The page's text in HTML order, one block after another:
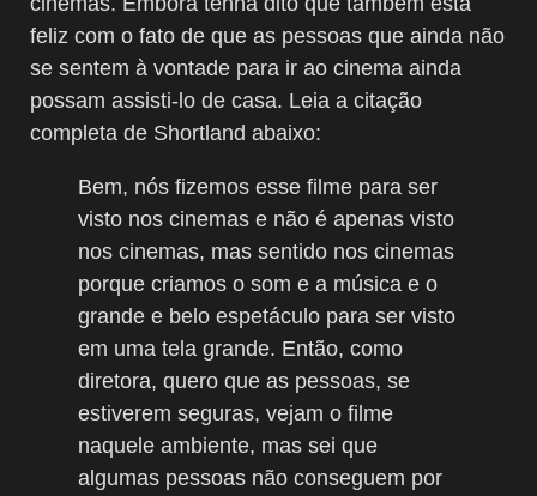
feliz com o fato de que as pessoas que ainda não
se sentem à vontade para ir ao cinema ainda
possam assisti-lo de casa. Leia a citação
completa de Shortland abaixo:
Bem, nós fizemos esse filme para ser
visto nos cinemas e não é apenas visto
nos cinemas, mas sentido nos cinemas
porque criamos o som e a música e o
grande e belo espetáculo para ser visto
em uma tela grande. Então, como
diretora, quero que as pessoas, se
estiverem seguras, vejam o filme
naquele ambiente, mas sei que
algumas pessoas não conseguem por